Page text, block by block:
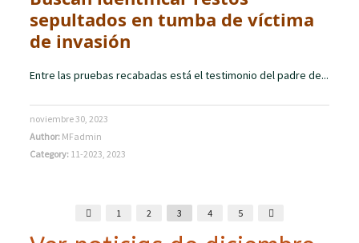
sepultados en tumba de víctima
de invasión
Entre las pruebas recabadas está el testimonio del padre de...
noviembre 30, 2023
Author: MFadmin
Category: 11-2023,2023
1 2 3 4 5